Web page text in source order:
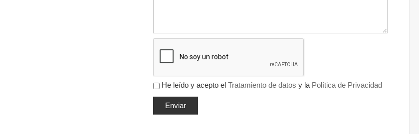
He leído y acepto el Tratamiento de datos y la Política de Privacidad